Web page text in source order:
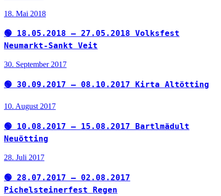
18. Mai 2018
🟢 18.05.2018 – 27.05.2018 Volksfest
Neumarkt-Sankt Veit
30. September 2017
🟢 30.09.2017 – 08.10.2017 Kirta Altötting
10. August 2017
🟢 10.08.2017 – 15.08.2017 Bartlmädult
Neuötting
28. Juli 2017
🟢 28.07.2017 – 02.08.2017
Pichelsteinerfest Regen